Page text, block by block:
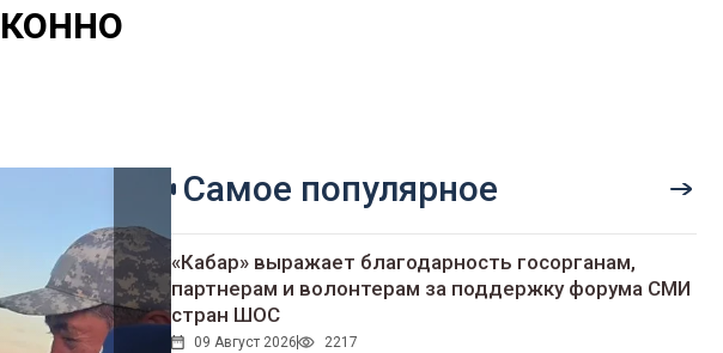
Самое популярное
«Кабар» выражает благодарность госорганам,
партнерам и волонтерам за поддержку форума СМИ
стран ШОС
09 Август 2026 2217